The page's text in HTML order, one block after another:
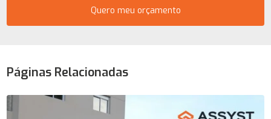
Quero meu orçamento
Páginas Relacionadas